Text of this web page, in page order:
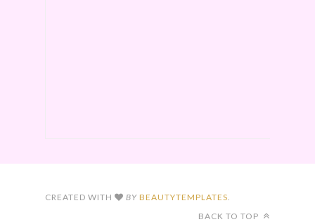
CREATED WITH BY BEAUTYTEMPLATES.
BACK TO TOP